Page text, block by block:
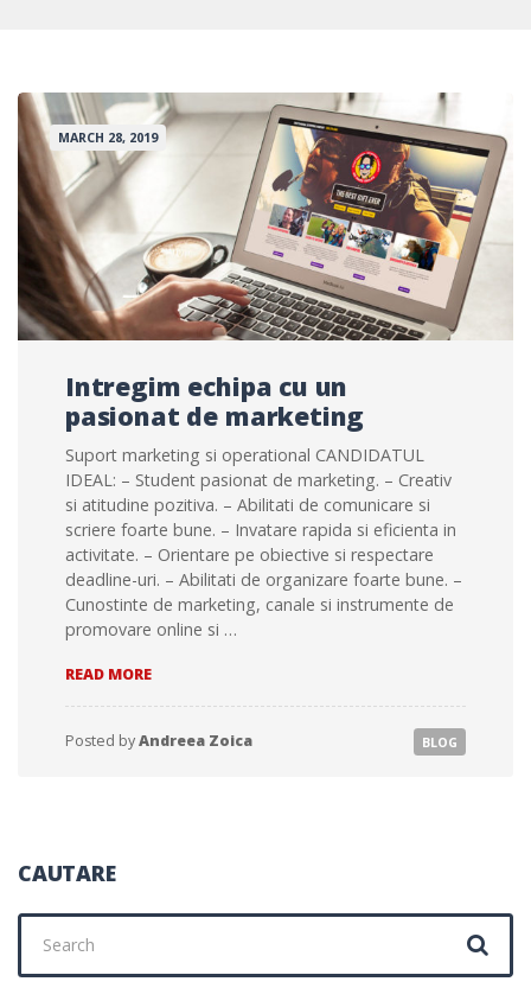
MARCH 28, 2019
Intregim echipa cu un
pasionat de marketing
Suport marketing si operational CANDIDATUL
IDEAL: – Student pasionat de marketing. – Creativ
si atitudine pozitiva. – Abilitati de comunicare si
scriere foarte bune. – Invatare rapida si eficienta in
activitate. – Orientare pe obiective si respectare
deadline-uri. – Abilitati de organizare foarte bune. –
Cunostinte de marketing, canale si instrumente de
promovare online si …
READ MOREINTREGIM
CU
UN
Posted byAndreea Zoica BLOG
CAUTARE
for: